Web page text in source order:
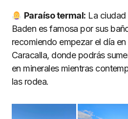
Paraíso termal: La
Baden es famosa por sus
recomiendo empezar el día
Caracalla, donde podrás
en minerales mientras
las rodea.